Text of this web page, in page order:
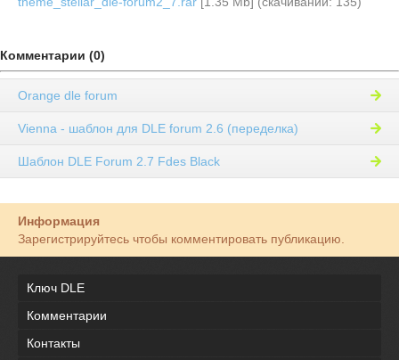
Комментарии (0)
Orange dle forum
Vienna - шаблон для DLE forum 2.6 (переделка)
Шаблон DLE Forum 2.7 Fdes Black
Информация
Зарегистрируйтесь чтобы комментировать публикацию.
Ключ DLE
Комментарии
Контакты